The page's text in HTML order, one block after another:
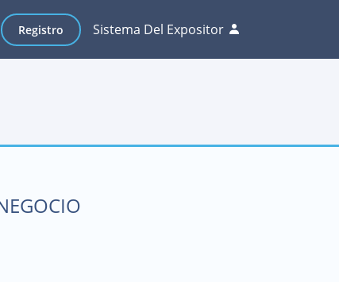
Registro Sistema Del Expositor